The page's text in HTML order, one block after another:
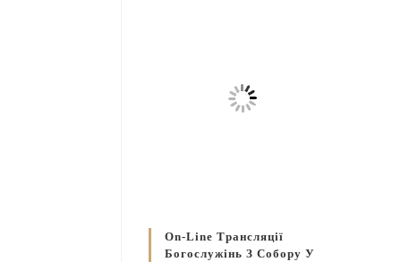
On-Line Трансляції
Богослужінь З Собору У